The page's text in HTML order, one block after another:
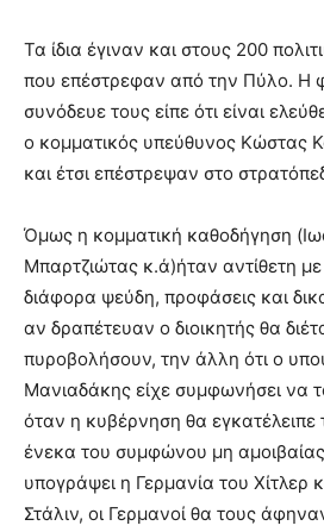
Τα ίδια έγιναν και στους 200
που επέστρεφαν από την Πύλο. Η
συνόδευε τους είπε ότι είναι
ο κομματικός υπεύθυνος Κώστας
και έτσι επέστρεψαν στο
Όμως η κομματική καθοδήγηση
Μπαρτζιώτας κ.ά)ήταν αντίθετη
διάφορα ψεύδη, προφάσεις και
αν δραπέτευαν ο διοικητής θα
πυροβολήσουν, την άλλη ότι ο
Μανιαδάκης είχε συμφωνήσει να
όταν η κυβέρνηση θα εγκατέλειπε
ένεκα του συμφώνου μη
υπογράψει η Γερμανία του Χίτλερ
Στάλιν, οι Γερμανοί θα τους